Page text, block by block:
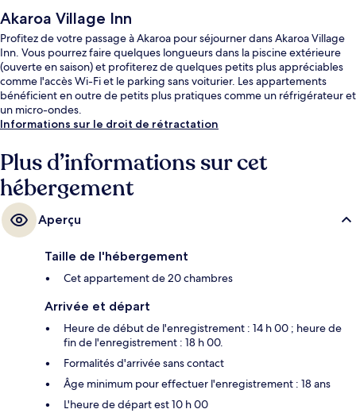
Akaroa Village Inn
Profitez de votre passage à Akaroa pour séjourner dans Akaroa Village
Inn. Vous pourrez faire quelques longueurs dans la piscine extérieure
(ouverte en saison) et profiterez de quelques petits plus appréciables
comme l'accès Wi-Fi et le parking sans voiturier. Les appartements
bénéficient en outre de petits plus pratiques comme un réfrigérateur et
un micro-ondes.
Informations sur le droit de rétractation
Plus d’informations sur cet
hébergement
Aperçu
Taille de l'hébergement
Cet appartement de 20 chambres
Arrivée et départ
Heure de début de l'enregistrement : 14 h 00 ; heure de
fin de l'enregistrement : 18 h 00.
Formalités d'arrivée sans contact
Âge minimum pour effectuer l'enregistrement : 18 ans
L'heure de départ est 10 h 00